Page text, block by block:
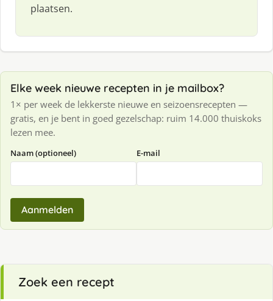
plaatsen.
Elke week nieuwe recepten in je mailbox?
1× per week de lekkerste nieuwe en seizoensrecepten —
gratis, en je bent in goed gezelschap: ruim 14.000 thuiskoks
lezen mee.
Naam (optioneel) E-mail
Aanmelden
Zoek een recept